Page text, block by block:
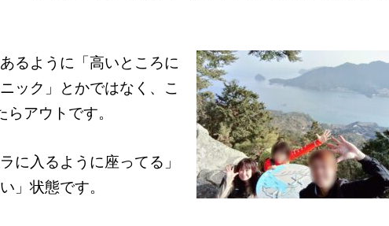
るように「高いところに
ック」とかではなく、こ
アウトです。
に入るように座ってる」
」状態です。